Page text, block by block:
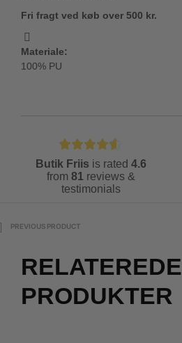
Fri fragt ved køb over 500 kr.
Materiale:
100% PU
Butik Friis is rated 4.6
from 81 reviews &
testimonials
PREVIOUS PRODUCT
RELATEREDE
PRODUKTER